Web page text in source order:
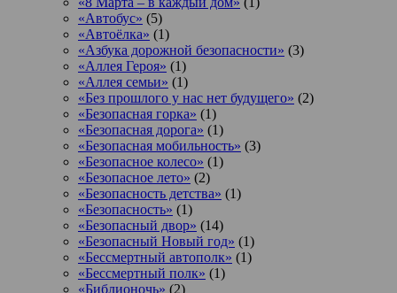
«Автобус» (5)
«Автоёлка» (1)
«Азбука дорожной безопасности» (3)
«Аллея Героя» (1)
«Аллея семьи» (1)
«Без прошлого у нас нет будущего» (2)
«Безопасная горка» (1)
«Безопасная дорога» (1)
«Безопасная мобильность» (3)
«Безопасное колесо» (1)
«Безопасное лето» (2)
«Безопасность детства» (1)
«Безопасность» (1)
«Безопасный двор» (14)
«Безопасный Новый год» (1)
«Бессмертный автополк» (1)
«Бессмертный полк» (1)
«Библионочь» (2)